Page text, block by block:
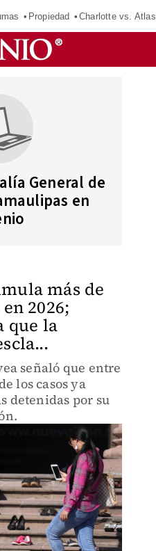
Propiedad Charlotte vs. Atlas
General de
en
más de
2026;
que la
señaló que entre
los casos ya
detenidas por su